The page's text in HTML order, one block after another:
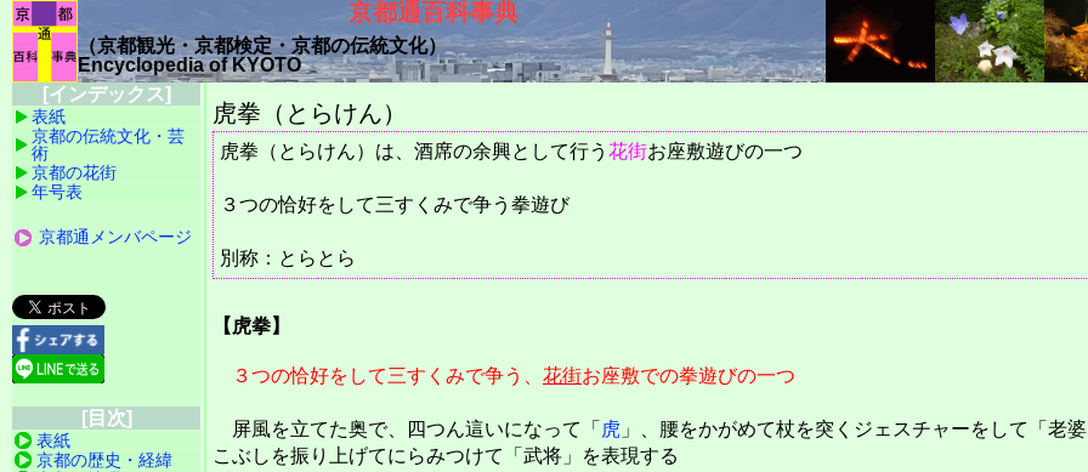
京都通百科事典
（京都観光・京都検定・京都の伝統文化）
Encyclopedia of KYOTO
虎拳（とらけん）
虎拳（とらけん）は、酒席の余興として行う 花街お座敷遊びの一つ
３つの恰好をして三すくみで争う拳遊び
別称：とらとら
【虎拳】
３つの恰好をして三すくみで争う、 花街お座敷での拳遊びの一つ
屏風を立てた奥で、四つん這いになって「 虎 」、腰をかがめて杖を突くジェスチャーをして「老
こぶしを振り上げてにらみつけて「武将」を表現する
[インデックス]
表紙
京都の伝統文化・芸
術
京都の花街
年号表
京都通メンバページ
[目次]
表紙
京都の歴史・経緯